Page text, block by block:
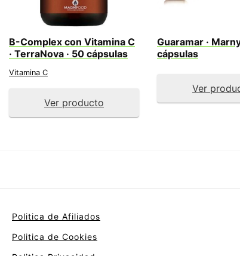
B-Complex con Vitamina C
· TerraNova · 50 cápsulas
Vitamina C
Ver producto
Guaramar ·
cápsulas
Ver
Politica de Afiliados
Politica de Cookies